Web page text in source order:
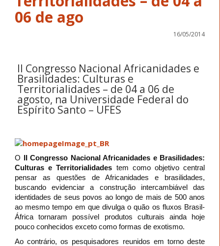
06 de ago
16/05/2014
II Congresso Nacional Africanidades e
Brasilidades: Culturas e
Territorialidades – de 04 a 06 de
agosto, na Universidade Federal do
Espírito Santo – UFES
O II Congresso Nacional Africanidades e Brasilidades:
Culturas e Territorialidades tem como objetivo central
pensar as questões de Africanidades e brasilidades,
buscando evidenciar a construção intercambiável das
identidades de seus povos ao longo de mais de 500 anos
ao mesmo tempo em que divulga o quão os fluxos Brasil-
África tornaram possível produtos culturais ainda hoje
pouco conhecidos exceto como formas de exotismo.
Ao contrário, os pesquisadores reunidos em torno deste